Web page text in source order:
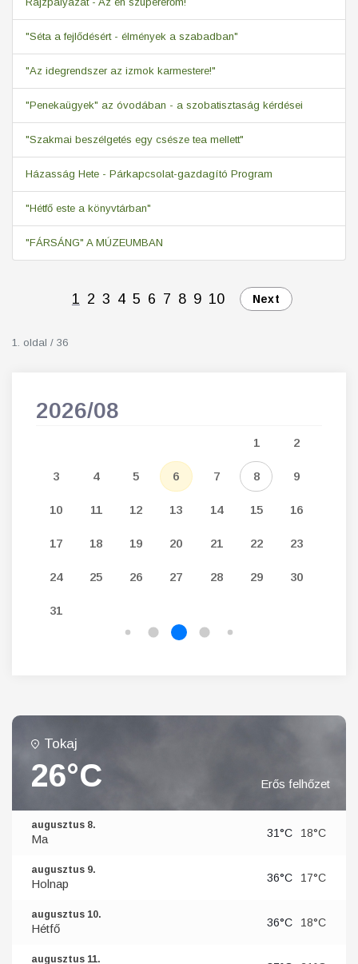
"Séta a fejlődésért - élmények a szabadban"
"Az idegrendszer az izmok karmestere!"
"Penekaügyek" az óvodában - a szobatisztaság kérdései
"Szakmai beszélgetés egy csésze tea mellett"
Házasság Hete - Párkapcsolat-gazdagító Program
"Hétfő este a könyvtárban"
"FÁRSÁNG" A MÚZEUMBAN
1 2 3 4 5 6 7 8 9 10 Next
1. oldal / 36
2026/08
1 2
3 4 5 6 7 8 9
10 11 12 13 14 15 16
17 18 19 20 21 22 23
24 25 26 27 28 29 30
31
Tokaj
26°C Erős felhőzet
augusztus 8.
Ma 31°C 18°C
augusztus 9.
Holnap 36°C 17°C
augusztus 10.
Hétfő 36°C 18°C
augusztus 11.